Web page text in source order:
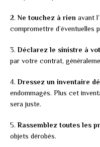
2.Ne touchez à rien avant
compromettre d’éventuelles
3. Déclarez le sinistre à
par votre contrat,
4. Dressez un inventaire
endommagés. Plus cet
sera juste.
5.Rassemblez toutes les
objets dérobés.